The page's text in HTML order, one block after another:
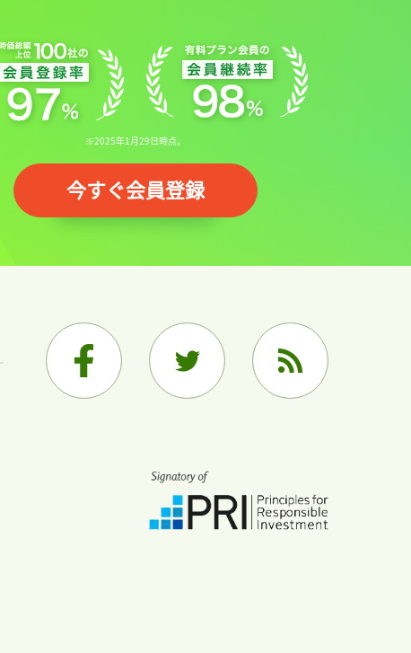
※2025年1月29日時点。
今すぐ会員登録